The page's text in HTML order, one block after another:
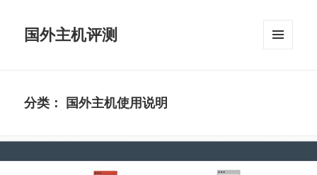
国外主机评测
分类： 国外主机使用说明